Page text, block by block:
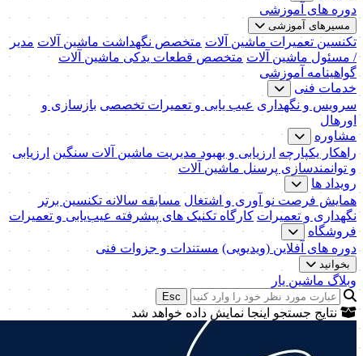
دوره های آموزشی
مسیرهای آموزشی
تکنسین تعمیرات ماشین آلات متخصص نگهداشت ماشین آلات مدیر
/ مسئول ماشین آلات متخصص قطعات یدکی ماشین آلات
گواهینامه آموزشی
خدمات فنی
سرویس و نگهداری عیب یابی و تعمیرات تخصصی بازسازی و
اورهال
مشاوره
راهکار یکپارچه ارزیابی و بهبود مدیریت ماشین آلات سنگین ارزیابی
و توانمندسازی پرسنل ماشین آلات
رویداد ها
همایش فرصت نو آوری و اشتغال مسابقه سالانه تکنسین برتر
نگهداری و تعمیرات کارگاه تکنیک‌ های پیشرفته عیب‌یابی و تعمیرات
فروشگاه
دوره های آفلاین (ویدیویی) مستندات و جزوات فنی
بخوانید
وبلاگ ماشین یار
Esc
نتایج جستجو اینجا نمایش داده خواهد شد